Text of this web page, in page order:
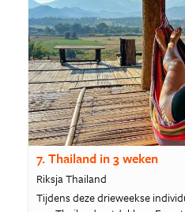
7. Thailand in 3 weken
Riksja Thailand
Tijdens deze drieweekse